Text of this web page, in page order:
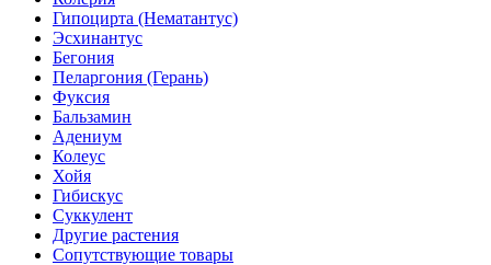
Гипоцирта (Нематантус)
Эсхинантус
Бегония
Пеларгония (Герань)
Фуксия
Бальзамин
Адениум
Колеус
Хойя
Гибискус
Суккулент
Другие растения
Сопутствующие товары